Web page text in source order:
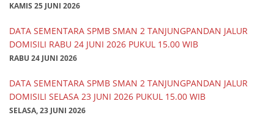
KAMIS 25 JUNI 2026
DATA SEMENTARA SPMB SMAN 2 TANJUNGPANDAN JALUR
DOMISILI RABU 24 JUNI 2026 PUKUL 15.00 WIB
RABU 24 JUNI 2026
DATA SEMENTARA SPMB SMAN 2 TANJUNGPANDAN JALUR
DOMISILI SELASA 23 JUNI 2026 PUKUL 15.00 WIB
SELASA, 23 JUNI 2026